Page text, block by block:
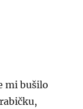
mi bušilo